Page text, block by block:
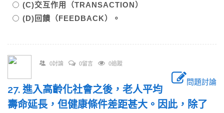
(C)交互作用（TRANSACTION）
(D)回饋（FEEDBACK）。
0討論 0留言 0追蹤
問題討論
27. 進入高齡化社會之後，老人平均
壽命延長，但健康條件差距甚大。因此，除了